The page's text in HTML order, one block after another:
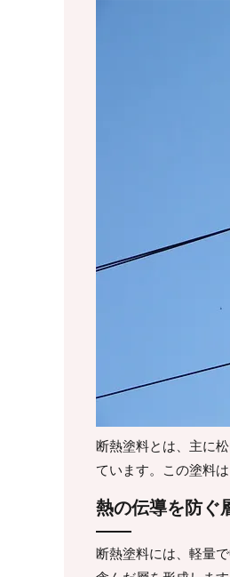
断熱塗料とは、主に
ています。この塗料
熱の伝導を防ぐ
断熱塗料には、軽量